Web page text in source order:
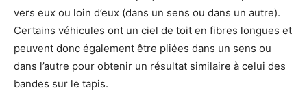
vers eux ou loin d’eux (dans un sens ou dans un autre).
Certains véhicules ont un ciel de toit en fibres longues et
peuvent donc également être pliées dans un sens ou
dans l’autre pour obtenir un résultat similaire à celui des
bandes sur le tapis.